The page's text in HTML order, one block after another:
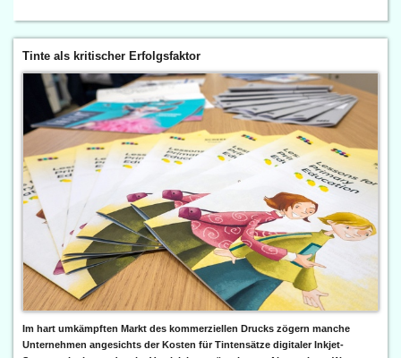
Tinte als kritischer Erfolgsfaktor
Im hart umkämpften Markt des kommerziellen Drucks zögern manche
Unternehmen angesichts der Kosten für Tintensätze digitaler Inkjet-